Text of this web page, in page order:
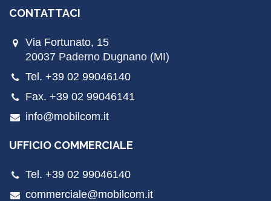
CONTATTACI
Via Fortunato, 15
20037 Paderno Dugnano (MI)
Tel. +39 02 99046140
Fax. +39 02 99046141
info@mobilcom.it
UFFICIO COMMERCIALE
Tel. +39 02 99046140
commerciale@mobilcom.it